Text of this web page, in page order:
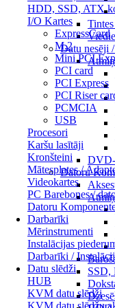
HDD, SSD, ATX
I/O Kartes
ExpressCard
M.2
Mini PCI
PCI card
PCI Express
PCI Riser
PCMCIA
USB
Procesori
Karšu lasītāji
Kronšteini
Mātesplates /
Videokartes
PC Barebones /
Datoru
Darbarīki
Mērinstrumenti
Instalācijas
Darbarīki /
Datu slēdži
HUB
KVM datu slēdži
KVM datu slēdžu
Datu nesēji
Datoru
SSD,